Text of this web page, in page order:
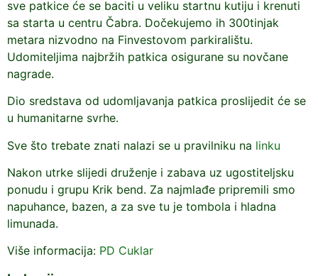
sve patkice će se baciti u veliku startnu kutiju i krenuti
sa starta u centru Čabra. Dočekujemo ih 300tinjak
metara nizvodno na Finvestovom parkiralištu.
Udomiteljima najbržih patkica osigurane su novčane
nagrade.
Dio sredstava od udomljavanja patkica proslijedit će se
u humanitarne svrhe.
Sve što trebate znati nalazi se u pravilniku na linku
Nakon utrke slijedi druženje i zabava uz ugostiteljsku
ponudu i grupu Krik bend. Za najmlađe pripremili smo
napuhance, bazen, a za sve tu je tombola i hladna
limunada.
Više informacija: PD Cuklar